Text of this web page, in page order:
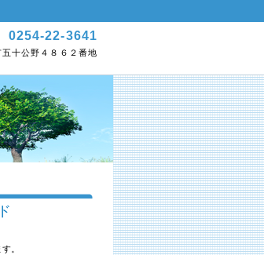
0254-22-3641
十公野４８６２番地
。